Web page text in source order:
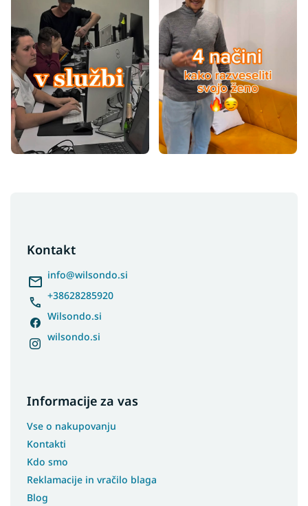
Kontakt
info@wilsondo.si
+38628285920
Wilsondo.si
wilsondo.si
Informacije za vas
Vse o nakupovanju
Kontakti
Kdo smo
Reklamacije in vračilo blaga
Blog